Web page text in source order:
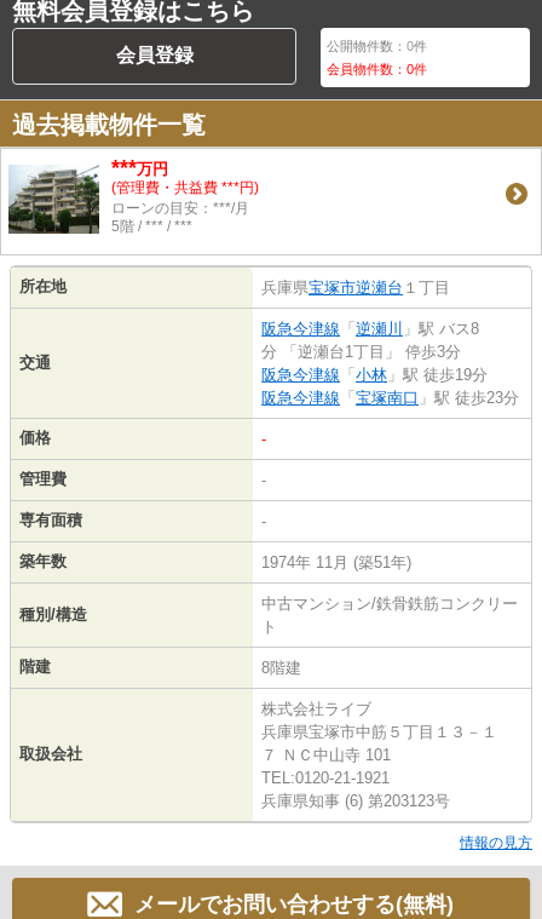
無料会員登録はこちら
会員登録 公開物件数：0件
会員物件数：0件
過去掲載物件一覧
***万円
(管理費・共益費 ***円)
ローンの目安：***/月
5階 / *** / ***
所在地 兵庫県宝塚市逆瀬台 １丁目
交通
阪急今津線 「 逆瀬川 」駅 バス8
分 「逆瀬台1丁目」 停歩3分
阪急今津線 「 小林 」駅 徒歩19分
阪急今津線 「 宝塚南口 」駅 徒歩23分
価格 -
管理費 -
専有面積 -
築年数 1974年 11月 (築51年)
種別/構造
中古マンション/鉄骨鉄筋コンクリー
ト
階建 8階建
取扱会社
株式会社ライブ
兵庫県宝塚市中筋５丁目１３－１
７ ＮＣ中山寺 101
TEL:0120-21-1921
兵庫県知事 (6) 第203123号
情報の見方
メールでお問い合わせする(無料)